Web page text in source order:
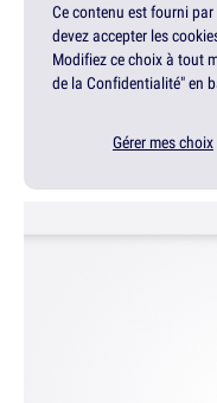
Ce contenu est fourni
devez accepter les
Modifiez ce choix à tout
de la Confidentialité" en
Gérer mes choix